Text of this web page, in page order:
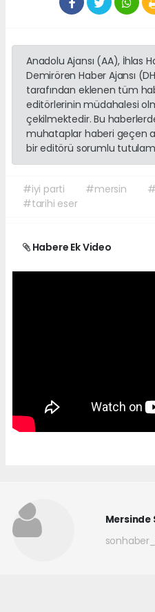
Anadolu Ajansı (AA), İhlas
Demirören Haber Ajansı
tarafından eklenen tüm
editörlerinin müdahalesi
çekilmektedir. Bu
muhataplar haberi geçen
bir editörü sorumlu
#iyi parti #mersin
#tarihi eser
Habere Ek Video
Mersinde